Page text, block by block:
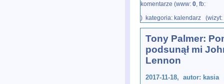
komentarze (www: 0, fb:
) kategoria: kalendarz
Tony Palmer:
podsunął mi
Lennon
2017-11-18, autor: kasia